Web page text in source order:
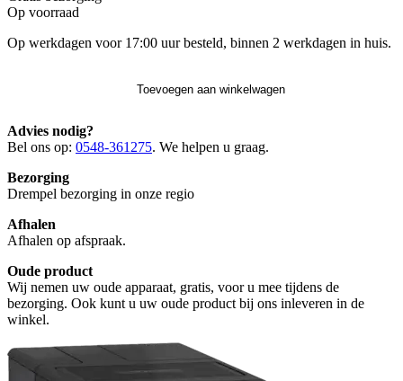
Op voorraad
Op werkdagen voor 17:00 uur besteld, binnen 2 werkdagen in huis.
Toevoegen aan winkelwagen
Advies nodig?
Bel ons op: 0548-361275. We helpen u graag.
Bezorging
Drempel bezorging in onze regio
Afhalen
Afhalen op afspraak.
Oude product
Wij nemen uw oude apparaat, gratis, voor u mee tijdens de
bezorging. Ook kunt u uw oude product bij ons inleveren in de
winkel.